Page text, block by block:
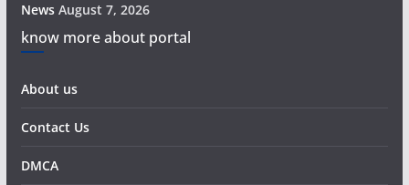
News August 7, 2026
know more about portal
About us
Contact Us
DMCA